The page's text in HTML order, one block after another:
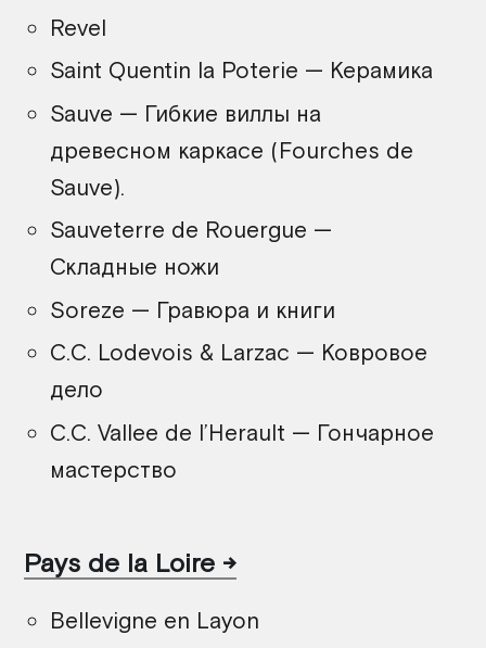
Revel
Saint Quentin la Poterie — Керамика
Sauve — Гибкие виллы на
древесном каркасе (Fourches de
Sauve).
Sauveterre de Rouergue —
Складные ножи
Soreze — Гравюра и книги
C.C. Lodevois & Larzac — Ковровое
дело
C.C. Vallee de l’Herault — Гончарное
мастерство
Pays de la Loire
Bellevigne en Layon